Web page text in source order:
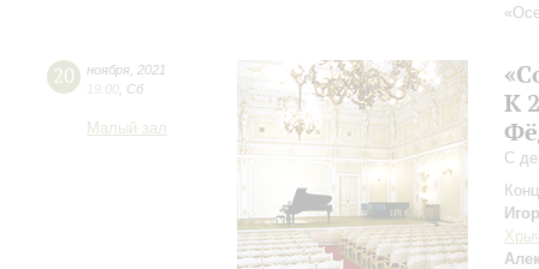
20 ноября 2021
19:00 Сб
Малый зал
К
С